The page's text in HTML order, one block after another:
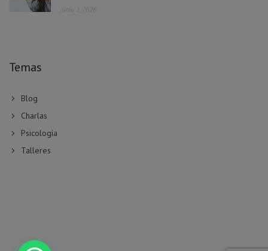
junio 2, 2026
Temas
Blog
Charlas
Psicología
Talleres